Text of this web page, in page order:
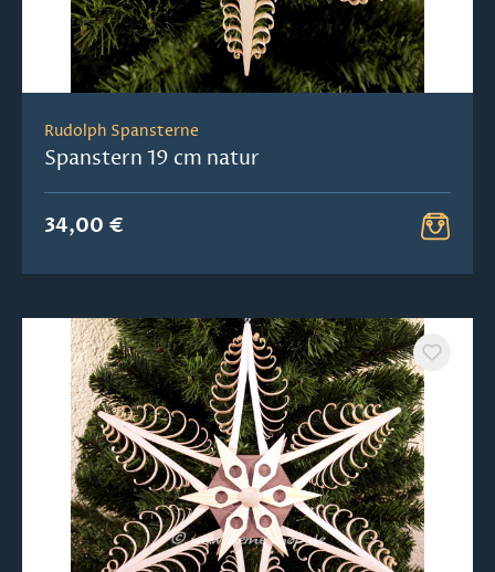
Rudolph Spansterne
Spanstern 19 cm natur
34,00 €